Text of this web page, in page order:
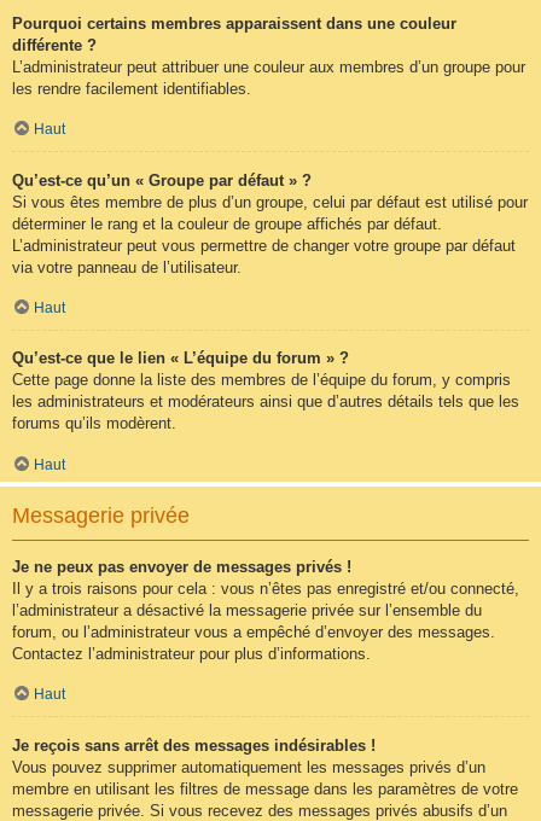
Pourquoi certains membres apparaissent dans une couleur
différente ?
L’administrateur peut attribuer une couleur aux membres d’un groupe pour
les rendre facilement identifiables.
Haut
Qu’est-ce qu’un « Groupe par défaut » ?
Si vous êtes membre de plus d’un groupe, celui par défaut est utilisé pour
déterminer le rang et la couleur de groupe affichés par défaut.
L’administrateur peut vous permettre de changer votre groupe par défaut
via votre panneau de l’utilisateur.
Haut
Qu’est-ce que le lien « L’équipe du forum » ?
Cette page donne la liste des membres de l’équipe du forum, y compris
les administrateurs et modérateurs ainsi que d’autres détails tels que les
forums qu’ils modèrent.
Haut
Messagerie privée
Je ne peux pas envoyer de messages privés !
Il y a trois raisons pour cela : vous n’êtes pas enregistré et/ou connecté,
l’administrateur a désactivé la messagerie privée sur l’ensemble du
forum, ou l’administrateur vous a empêché d’envoyer des messages.
Contactez l’administrateur pour plus d’informations.
Haut
Je reçois sans arrêt des messages indésirables !
Vous pouvez supprimer automatiquement les messages privés d’un
membre en utilisant les filtres de message dans les paramètres de votre
messagerie privée. Si vous recevez des messages privés abusifs d’un